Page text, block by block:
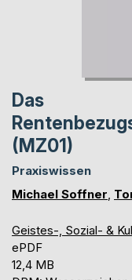
Das
(MZ01)
Praxiswissen
Michael Soffner
Geistes-, Sozial- &
ePDF
12,4 MB